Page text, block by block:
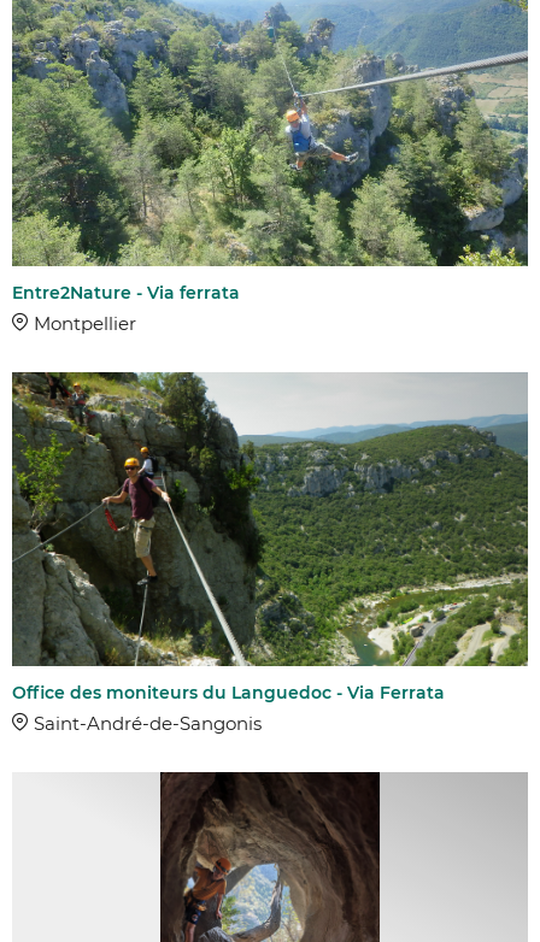
Entre2Nature - Via ferrata
Montpellier
Office des moniteurs du Languedoc - Via Ferrata
Saint-André-de-Sangonis